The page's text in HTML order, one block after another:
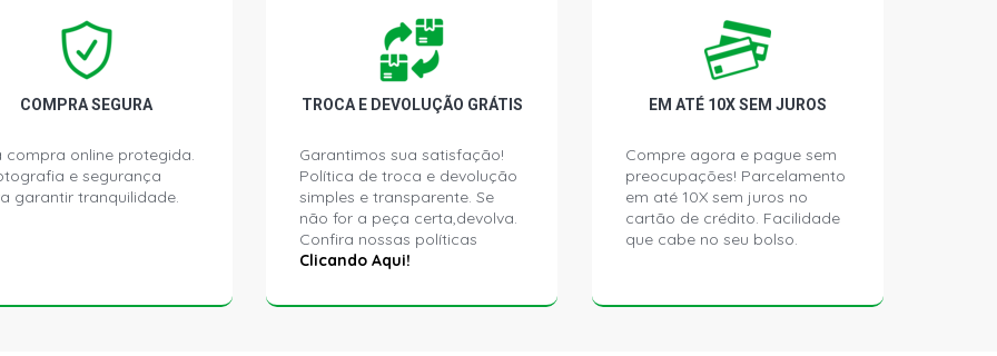
COMPRA SEGURA
compra online protegida.
e segurança
garantir tranquilidade.
TROCA E DEVOLUÇÃO GRÁTIS
Garantimos sua satisfação!
Política de troca e devolução
simples e transparente. Se
não for a peça certa,devolva.
Confira nossas políticas
Clicando Aqui!
EM ATÉ 10X SEM JUROS
Compre agora e pague sem
preocupações! Parcelamento
em até 10X sem juros no
cartão de crédito. Facilidade
que cabe no seu bolso.